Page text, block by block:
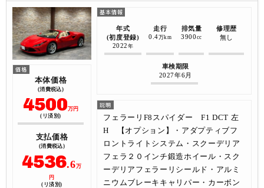
本体価格
(消費税込)
4500万円
(リ済別)
支払価格
(消費税込)
4536.6万
円
(リ済別)
年式
(初度登録)
2022 年
走行
0.4万km
排気量
3900 cc
修理歴
無し
車検期限
2027年6月
フェラーリF8スパイダー F1 DCT 左
H 【オプション】・アダプティブフ
ロントライトシステム・スクーデリア
フェラ２０インチ鍛造ホイール・スク
ーデリアフェラーリシールド・アルミ
ニウムブレーキキャリパー・カーボン